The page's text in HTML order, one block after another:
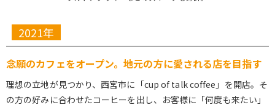
2021年
念願のカフェをオープン。地元の方に愛される店を目指す
理想の立地が見つかり、西宮市に「cup of talk coffee」を開店。そ
の方の好みに合わせたコーヒーを出し、お客様に「何度も来たい」